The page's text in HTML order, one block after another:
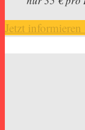
Jetzt informieren